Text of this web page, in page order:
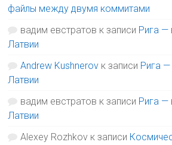
файлы между двумя коммитами
вадим евстратов к записи Рига —
Латвии
Andrew Kushnerov к записи Рига
Латвии
вадим евстратов к записи Рига —
Латвии
Alexey Rozhkov к записи